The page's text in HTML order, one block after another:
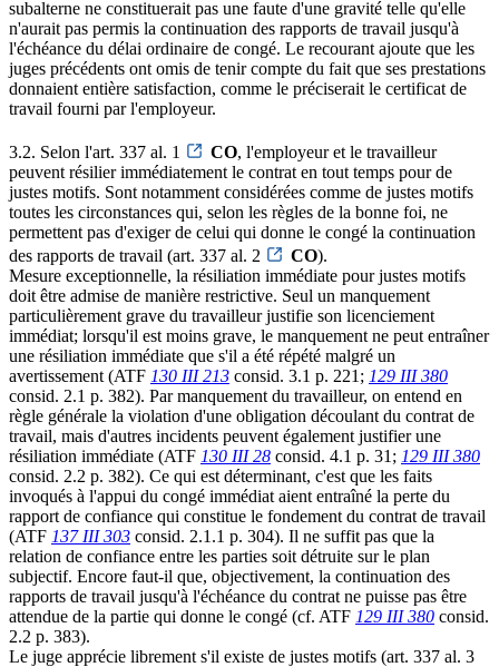
subalterne ne constituerait pas une faute d'une gravité telle qu'elle
n'aurait pas permis la continuation des rapports de travail jusqu'à
l'échéance du délai ordinaire de congé. Le recourant ajoute que les
juges précédents ont omis de tenir compte du fait que ses prestations
donnaient entière satisfaction, comme le préciserait le certificat de
travail fourni par l'employeur.
3.2. Selon l'art. 337 al. 1 CO, l'employeur et le travailleur
peuvent résilier immédiatement le contrat en tout temps pour de
justes motifs. Sont notamment considérées comme de justes motifs
toutes les circonstances qui, selon les règles de la bonne foi, ne
permettent pas d'exiger de celui qui donne le congé la continuation
des rapports de travail (art. 337 al. 2
CO).
Mesure exceptionnelle, la résiliation immédiate pour justes motifs
doit être admise de manière restrictive. Seul un manquement
particulièrement grave du travailleur justifie son licenciement
immédiat; lorsqu'il est moins grave, le manquement ne peut entraîner
une résiliation immédiate que s'il a été répété malgré un
avertissement (ATF 130 III 213 consid. 3.1 p. 221; 129 III 380
consid. 2.1 p. 382). Par manquement du travailleur, on entend en
règle générale la violation d'une obligation découlant du contrat de
travail, mais d'autres incidents peuvent également justifier une
résiliation immédiate (ATF 130 III 28 consid. 4.1 p. 31; 129 III 380
consid. 2.2 p. 382). Ce qui est déterminant, c'est que les faits
invoqués à l'appui du congé immédiat aient entraîné la perte du
rapport de confiance qui constitue le fondement du contrat de travail
(ATF 137 III 303 consid. 2.1.1 p. 304). Il ne suffit pas que la
relation de confiance entre les parties soit détruite sur le plan
subjectif. Encore faut-il que, objectivement, la continuation des
rapports de travail jusqu'à l'échéance du contrat ne puisse pas être
attendue de la partie qui donne le congé (cf. ATF 129 III 380 consid.
2.2 p. 383).
Le juge apprécie librement s'il existe de justes motifs (art. 337 al. 3